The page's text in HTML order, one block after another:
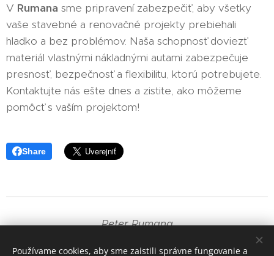
V Rumana sme pripravení zabezpečiť, aby všetky
vaše stavebné a renovačné projekty prebiehali
hladko a bez problémov. Naša schopnosť doviezť
materiál vlastnými nákladnými autami zabezpečuje
presnosť, bezpečnosť a flexibilitu, ktorú potrebujete.
Kontaktujte nás ešte dnes a zistite, ako môžeme
pomôcť s vaším projektom!
Share
Peter Rumana
Používame cookies, aby sme zaistili správne fungovanie a